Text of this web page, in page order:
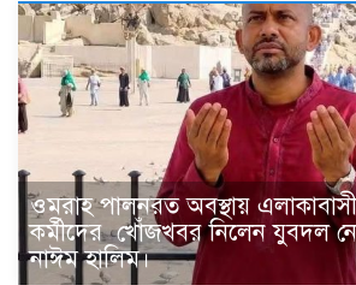
ওমরাহ পালনরত অবস্থায়
কর্মীদের খোঁজখবর নিলেন যুবদল
নাঈম হালিম।